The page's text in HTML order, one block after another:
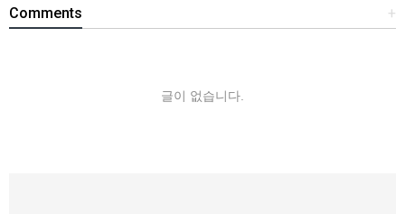
+
Comments
글이 없습니다.